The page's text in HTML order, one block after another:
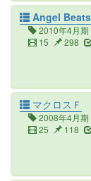
Angel
2010年4月期
15
298
マクロスＦ
2008年4月期
25
118